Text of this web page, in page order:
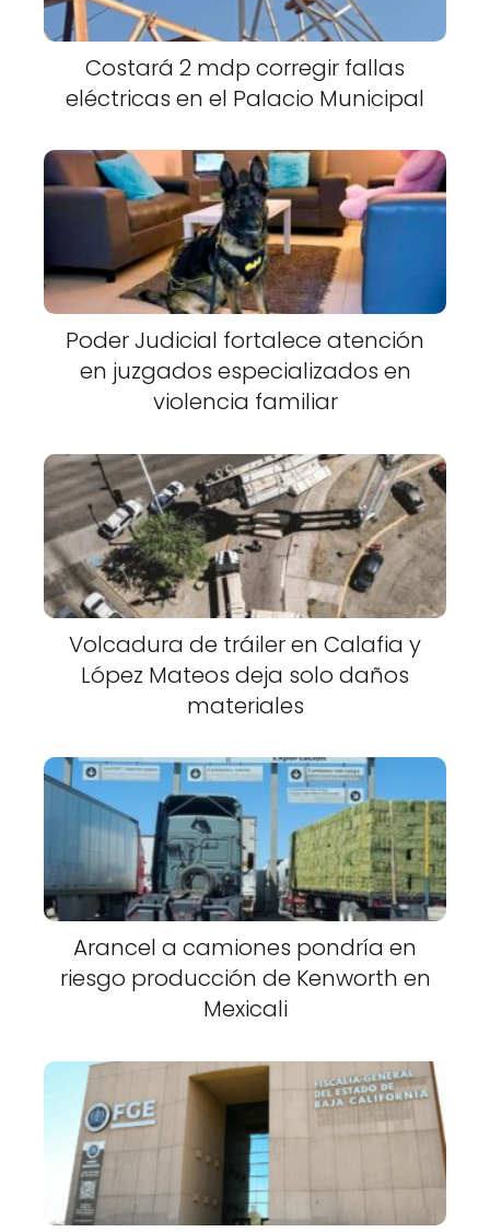
Costará 2 mdp corregir fallas
eléctricas en el Palacio Municipal
Poder Judicial fortalece atención
en juzgados especializados en
violencia familiar
Volcadura de tráiler en Calafia y
López Mateos deja solo daños
materiales
Arancel a camiones pondría en
riesgo producción de Kenworth en
Mexicali